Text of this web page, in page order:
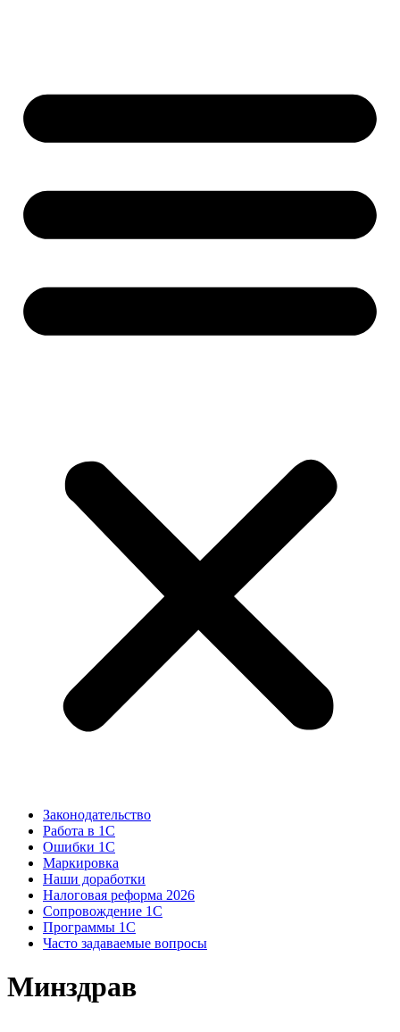
Законодательство
Работа в 1С
Ошибки 1С
Маркировка
Наши доработки
Налоговая реформа 2026
Сопровождение 1С
Программы 1С
Часто задаваемые вопросы
Минздрав